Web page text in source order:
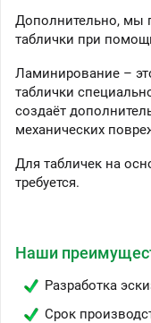
Дополнительно, мы
таблички при
Ламинирование –
таблички
создаёт
механических
Для табличек на
требуется.
Наши
Разработка
Срок